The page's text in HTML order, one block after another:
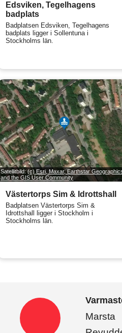
Edsviken, Tegelhagens
badplats
Badplatsen Edsviken, Tegelhagens
badplats ligger i Sollentuna i
Stockholms län.
Satellitbild:(c) Esri, Maxar, Earthstar
and the GIS User Community
Västertorps Sim & Idrottshall
Badplatsen Västertorps Sim &
Idrottshall ligger i Stockholm i
Stockholms län.
Marsta